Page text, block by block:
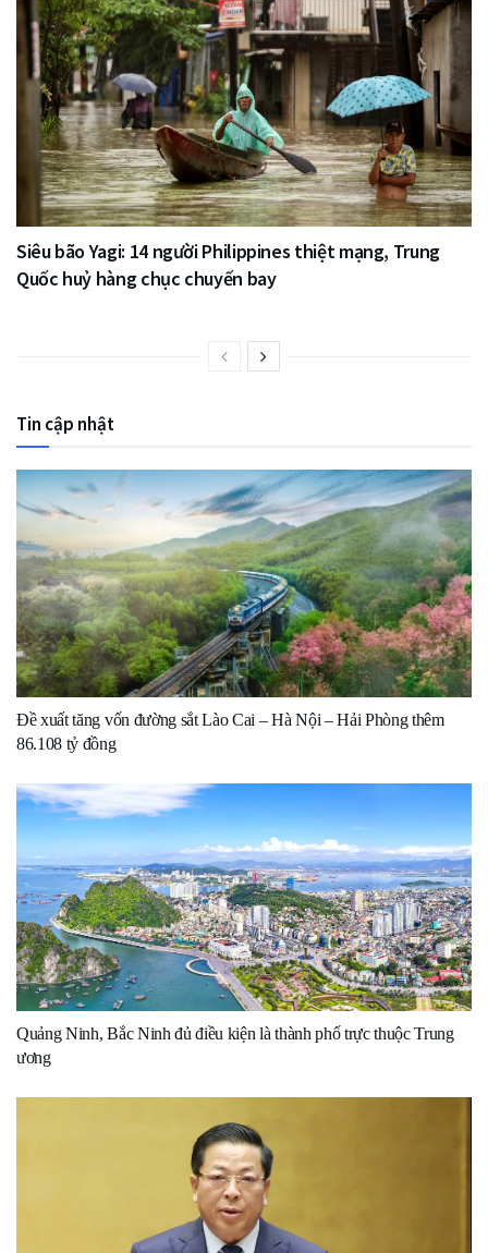
Siêu bão Yagi: 14 người Philippines thiệt mạng, Trung
Quốc huỷ hàng chục chuyến bay
Tin cập nhật
Đề xuất tăng vốn đường sắt Lào Cai – Hà Nội – Hải Phòng thêm
86.108 tỷ đồng
Quảng Ninh, Bắc Ninh đủ điều kiện là thành phố trực thuộc Trung
ương